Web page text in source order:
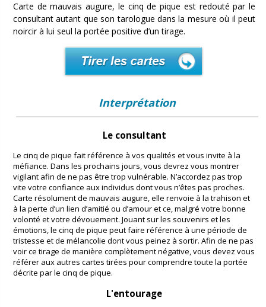
Carte de mauvais augure, le cinq de pique est redouté par le
consultant autant que son tarologue dans la mesure où il peut
noircir à lui seul la portée positive d’un tirage.
Interprétation
Le consultant
Le cinq de pique fait référence à vos qualités et vous invite à la
méfiance. Dans les prochains jours, vous devrez vous montrer
vigilant afin de ne pas être trop vulnérable. N’accordez pas trop
vite votre confiance aux individus dont vous n’êtes pas proches.
Carte résolument de mauvais augure, elle renvoie à la trahison et
à la perte d’un lien d’amitié ou d’amour et ce, malgré votre bonne
volonté et votre dévouement. Jouant sur les souvenirs et les
émotions, le cinq de pique peut faire référence à une période de
tristesse et de mélancolie dont vous peinez à sortir. Afin de ne pas
voir ce tirage de manière complètement négative, vous devez vous
référer aux autres cartes tirées pour comprendre toute la portée
décrite par le cinq de pique.
L'entourage